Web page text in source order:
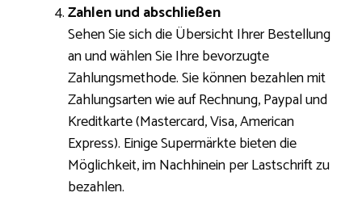
Zahlen und abschließen
Sehen Sie sich die Übersicht Ihrer Bestellung
an und wählen Sie Ihre bevorzugte
Zahlungsmethode. Sie können bezahlen mit
Zahlungsarten wie auf Rechnung, Paypal und
Kreditkarte (Mastercard, Visa, American
Express). Einige Supermärkte bieten die
Möglichkeit, im Nachhinein per Lastschrift zu
bezahlen.